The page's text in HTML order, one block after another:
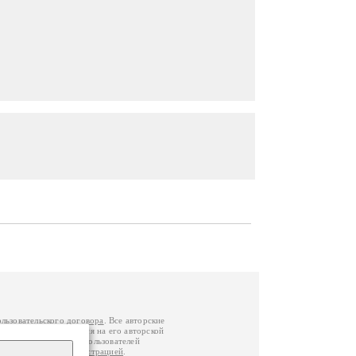
договора
. Все авторские
вы можете обратиться на его авторской
Федерации. Данные пользователей
связаться с администрацией